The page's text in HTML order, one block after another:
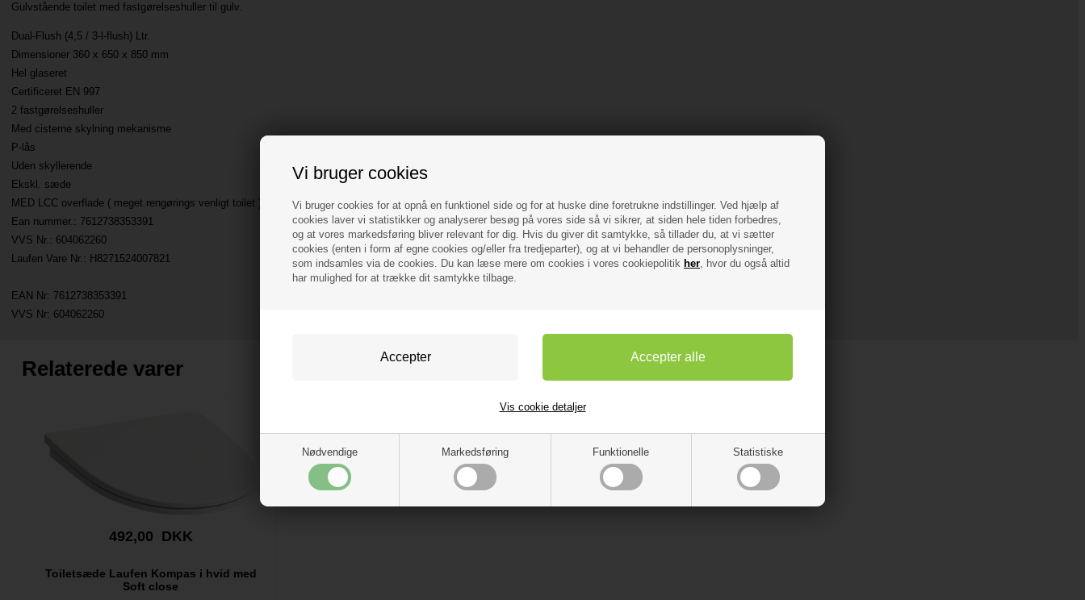
Vi bruger cookies
Vi bruger cookies for at opnå en funktionel side og for at huske dine foretrukne indstillinger. Ved hjælp af
cookies laver vi statistikker og analyserer besøg på vores side så vi sikrer, at siden hele tiden forbedres,
og at vores markedsføring bliver relevant for dig. Hvis du giver dit samtykke, så tillader du, at vi sætter
cookies (enten i form af egne cookies og/eller fra tredjeparter), og at vi behandler de personoplysninger,
som indsamles via de cookies. Du kan læse mere om cookies i vores cookiepolitik her , hvor du også altid
har mulighed for at trække dit samtykke tilbage.
Nødvendige Markedsføring Funktionelle Statistiske
Vis cookie detaljer
Gulvstående toilet med fastgørelseshuller til gulv.
Dual-Flush (4,5 / 3-l-flush) Ltr.
Dimensioner 360 x 650 x 850 mm
Hel glaseret
Certificeret EN 997
2 fastgørelseshuller
Med cisterne skylning mekanisme
P-lås
Uden skyllerende
Ekskl. sæde
MED LCC overflade ( meget rengørings venligt toilet )
Ean nummer.: 7612738353391
VVS Nr.: 604062260
Laufen Vare Nr.: H8271524007821
EAN Nr: 7612738353391
VVS Nr: 604062260
Relaterede varer
492,00 DKK
Toiletsæde Laufen Kompas i hvid med
Soft close